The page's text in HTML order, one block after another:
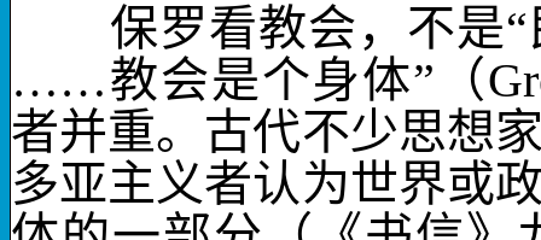
保罗看教会，不是“
……教会是个身体”（
者并重。古代不少思想
多亚主义者认为世界或